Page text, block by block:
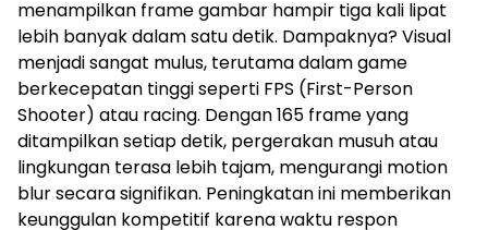
menampilkan frame gambar hampir tiga kali lipat
lebih banyak dalam satu detik. Dampaknya? Visual
menjadi sangat mulus, terutama dalam game
berkecepatan tinggi seperti FPS (First-Person
Shooter) atau racing. Dengan 165 frame yang
ditampilkan setiap detik, pergerakan musuh atau
lingkungan terasa lebih tajam, mengurangi motion
blur secara signifikan. Peningkatan ini memberikan
keunggulan kompetitif karena waktu respon